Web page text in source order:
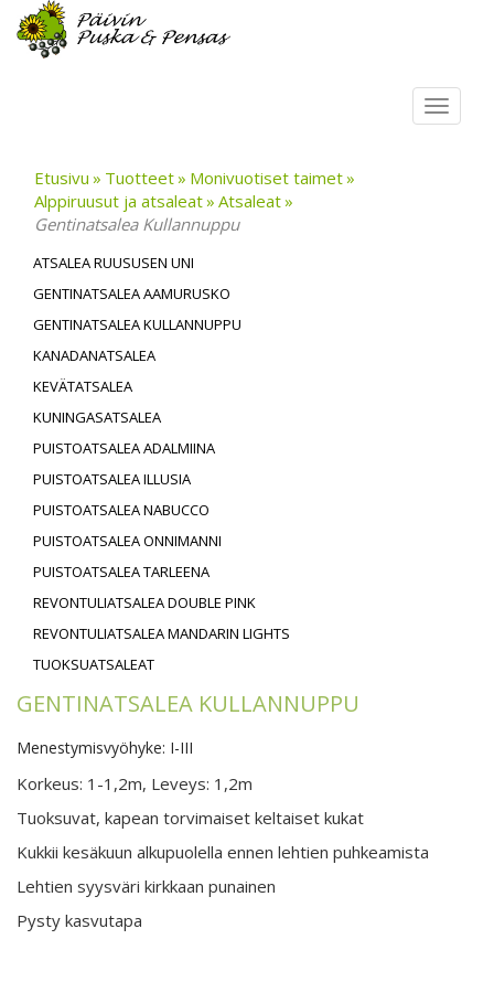
Etusivu Tuotteet
Monivuotiset taimet
Alppiruusut ja atsaleat
Atsaleat
Gentinatsalea Kullannuppu
ATSALEA RUUSUSEN UNI
GENTINATSALEA AAMURUSKO
GENTINATSALEA KULLANNUPPU
KANADANATSALEA
KEVÄTATSALEA
KUNINGASATSALEA
PUISTOATSALEA ADALMIINA
PUISTOATSALEA ILLUSIA
PUISTOATSALEA NABUCCO
PUISTOATSALEA ONNIMANNI
PUISTOATSALEA TARLEENA
REVONTULIATSALEA DOUBLE PINK
REVONTULIATSALEA MANDARIN LIGHTS
TUOKSUATSALEAT
GENTINATSALEA KULLANNUPPU
Menestymisvyöhyke: I-III
Korkeus: 1-1,2m, Leveys: 1,2m
Tuoksuvat, kapean torvimaiset keltaiset kukat
Kukkii kesäkuun alkupuolella ennen lehtien puhkeamista
Lehtien syysväri kirkkaan punainen
Pysty kasvutapa